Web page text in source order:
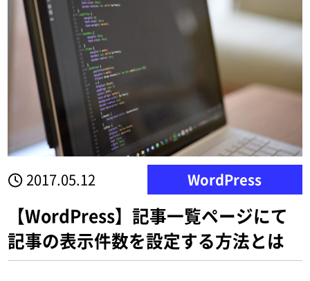
2017.05.12 WordPress
【WordPress】記事一覧ページにて
記事の表示件数を設定する方法とは